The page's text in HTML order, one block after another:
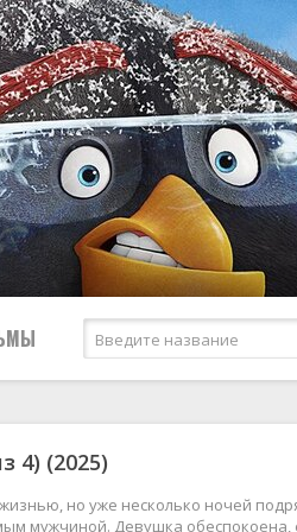
Приключения
Российские
СССР
4) (2025)
но уже несколько ночей
мужчиной. Девушка